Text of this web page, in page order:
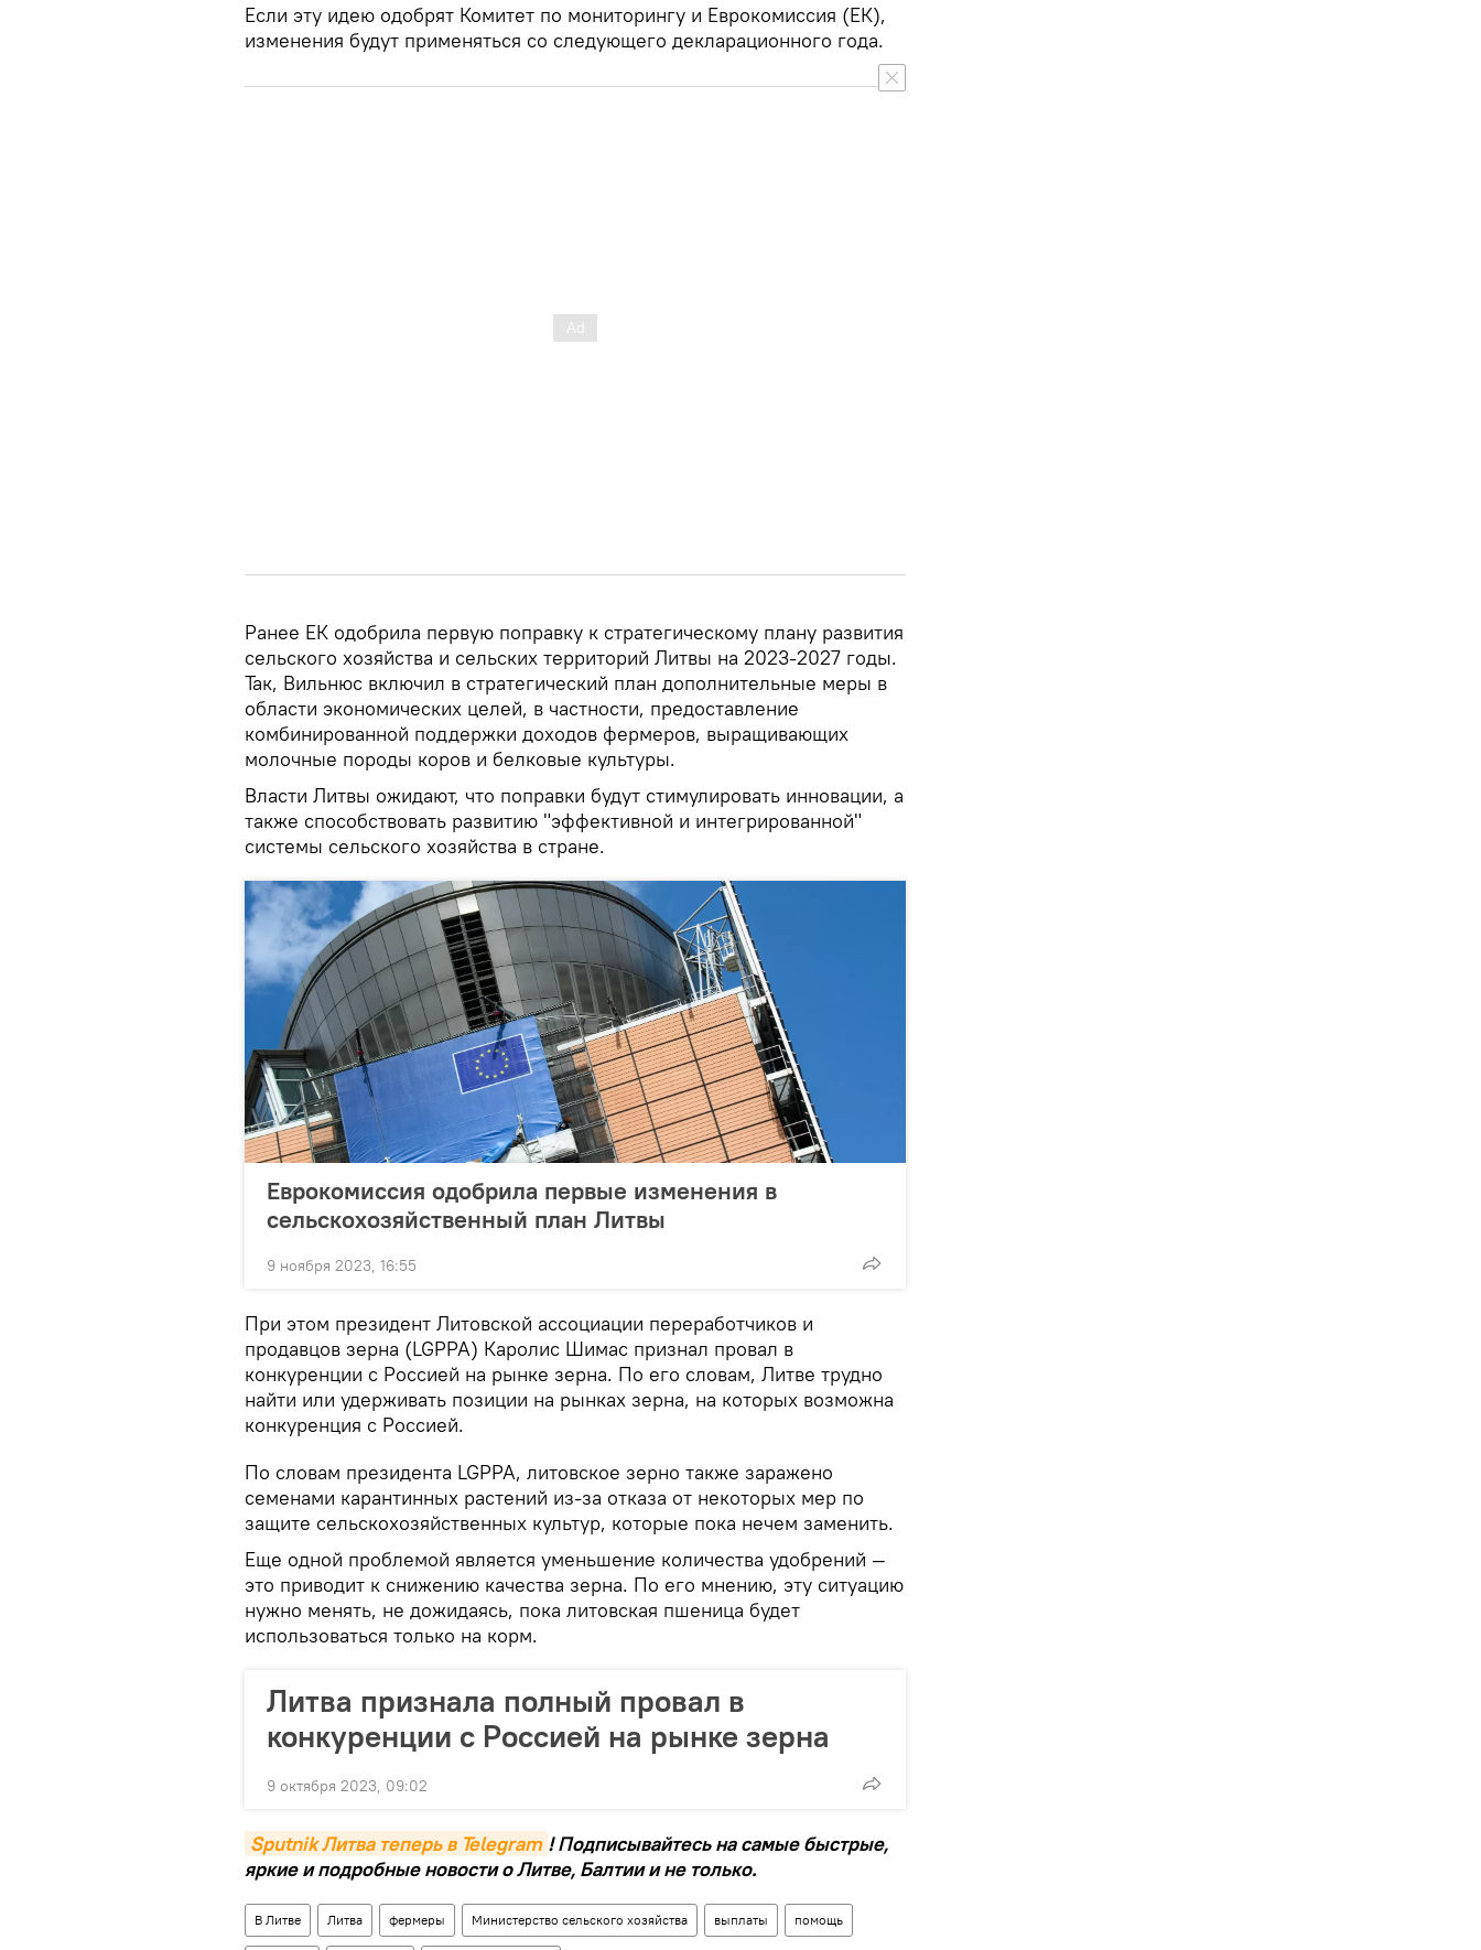
Если эту идею одобрят Комитет по мониторингу и Еврокомиссия (ЕК),
изменения будут применяться со следующего декларационного года.
Ранее ЕК одобрила первую поправку к стратегическому плану развития
сельского хозяйства и сельских территорий Литвы на 2023-2027 годы.
Так, Вильнюс включил в стратегический план дополнительные меры в
области экономических целей, в частности, предоставление
комбинированной поддержки доходов фермеров, выращивающих
молочные породы коров и белковые культуры.
Власти Литвы ожидают, что поправки будут стимулировать инновации, а
также способствовать развитию "эффективной и интегрированной"
системы сельского хозяйства в стране.
Еврокомиссия одобрила первые изменения в
сельскохозяйственный план Литвы
9 ноября 2023, 16:55
При этом президент Литовской ассоциации переработчиков и
продавцов зерна (LGPPA) Каролис Шимас признал провал в
конкуренции с Россией на рынке зерна. По его словам, Литве трудно
найти или удерживать позиции на рынках зерна, на которых возможна
конкуренция с Россией.
По словам президента LGPPA, литовское зерно также заражено
семенами карантинных растений из-за отказа от некоторых мер по
защите сельскохозяйственных культур, которые пока нечем заменить.
Еще одной проблемой является уменьшение количества удобрений —
это приводит к снижению качества зерна. По его мнению, эту ситуацию
нужно менять, не дожидаясь, пока литовская пшеница будет
использоваться только на корм.
Литва признала полный провал в
конкуренции с Россией на рынке зерна
9 октября 2023, 09:02
Sputnik Литва теперь в Telegram ! Подписывайтесь на самые быстрые,
яркие и подробные новости о Литве, Балтии и не только.
В Литве Литва фермеры Министерство сельского хозяйства выплаты помощь